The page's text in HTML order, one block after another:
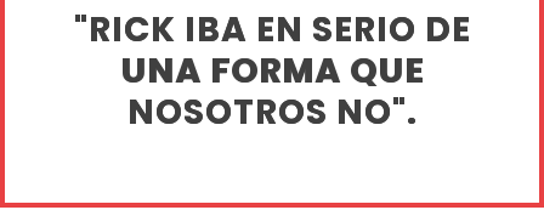
"RICK IBA EN SERIO DE
UNA FORMA QUE
NOSOTROS NO".